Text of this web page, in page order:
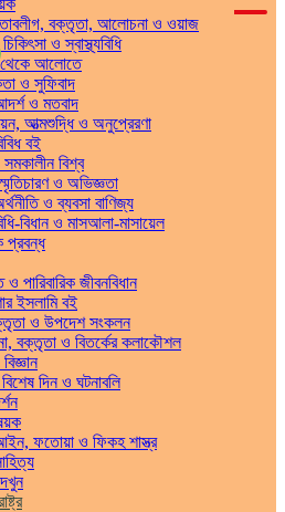
বক্তৃতা, আলোচনা ও ওয়াজ
ও স্বাস্থ্যবিধি
আলোতে
ও সুফিবাদ
ও মতবাদ
আত্মশুদ্ধি ও অনুপ্রেরণা
বই
বিশ্ব
ও অভিজ্ঞতা
ও ব্যবসা বাণিজ্য
বিধান ও মাসআলা-মাসায়েল
প্রবন্ধ
পারিবারিক জীবনবিধান
ইসলামি বই
ও উপদেশ সংকলন
বক্তৃতা ও বিতর্কের কলাকৌশল
দিন ও ঘটনাবলি
ফতোয়া ও ফিকহ শাস্ত্র